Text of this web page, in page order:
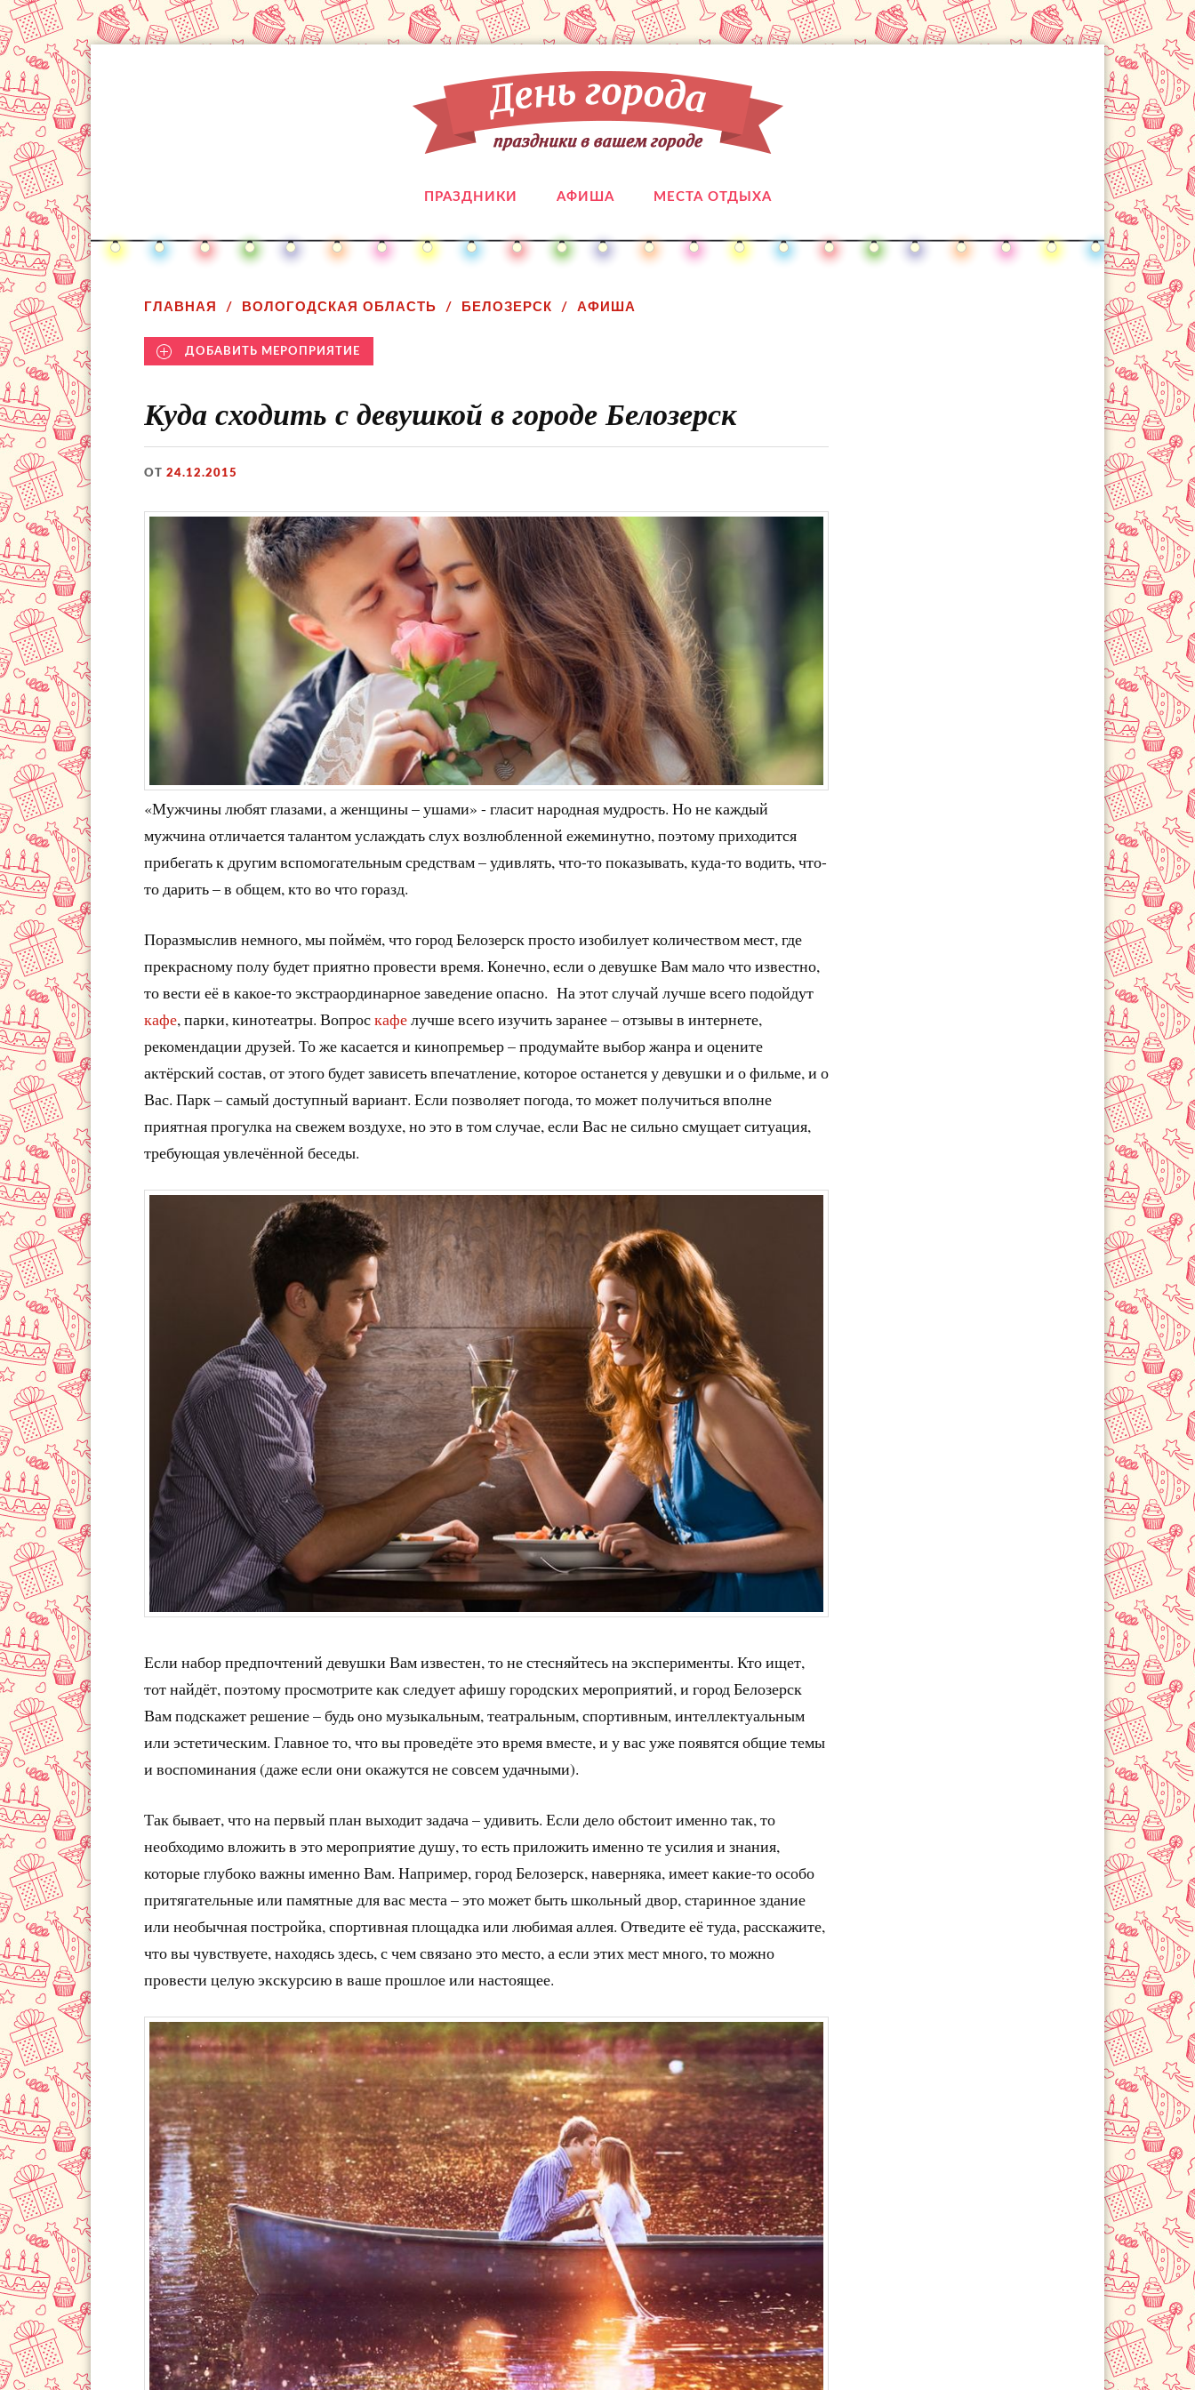
ПРАЗДНИКИ АФИША МЕСТА ОТДЫХА
ГЛАВНАЯ ВОЛОГОДСКАЯ ОБЛАСТЬ БЕЛОЗЕРСК АФИША
ДОБАВИТЬ МЕРОПРИЯТИЕ
Куда сходить с девушкой в городе Белозерск
ОТ 24.12.2015
«Мужчины любят глазами, а женщины – ушами» - гласит народная мудрость. Но не каждый
мужчина отличается талантом услаждать слух возлюбленной ежеминутно, поэтому приходится
прибегать к другим вспомогательным средствам – удивлять, что-то показывать, куда-то водить, что-
то дарить – в общем, кто во что горазд.
Поразмыслив немного, мы поймём, что город Белозерск просто изобилует количеством мест, где
прекрасному полу будет приятно провести время. Конечно, если о девушке Вам мало что известно,
то вести её в какое-то экстраординарное заведение опасно. На этот случай лучше всего подойдут
кафе, парки, кинотеатры. Вопроскафелучше всего изучить заранее – отзывы в интернете,
рекомендации друзей. То же касается и кинопремьер – продумайте выбор жанра и оцените
актёрский состав, от этого будет зависеть впечатление, которое останется у девушки и о фильме, и о
Вас. Парк – самый доступный вариант. Если позволяет погода, то может получиться вполне
приятная прогулка на свежем воздухе, но это в том случае, если Вас не сильно смущает ситуация,
требующая увлечённой беседы.
Если набор предпочтений девушки Вам известен, то не стесняйтесь на эксперименты. Кто ищет,
тот найдёт, поэтому просмотрите как следует афишу городских мероприятий, и город Белозерск
Вам подскажет решение – будь оно музыкальным, театральным, спортивным, интеллектуальным
или эстетическим. Главное то, что вы проведёте это время вместе, и у вас уже появятся общие темы
и воспоминания (даже если они окажутся не совсем удачными).
Так бывает, что на первый план выходит задача – удивить. Если дело обстоит именно так, то
необходимо вложить в это мероприятие душу, то есть приложить именно те усилия и знания,
которые глубоко важны именно Вам. Например, город Белозерск, наверняка, имеет какие-то особо
притягательные или памятные для вас места – это может быть школьный двор, старинное здание
или необычная постройка, спортивная площадка или любимая аллея. Отведите её туда, расскажите,
что вы чувствуете, находясь здесь, с чем связано это место, а если этих мест много, то можно
провести целую экскурсию в ваше прошлое или настоящее.